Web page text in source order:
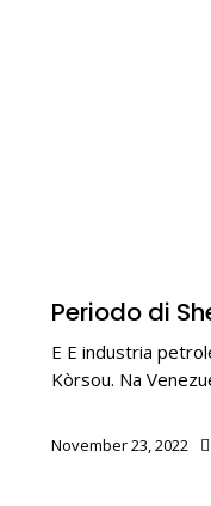
Periodo di
E E industria
Kòrsou. Na
November 23, 2022